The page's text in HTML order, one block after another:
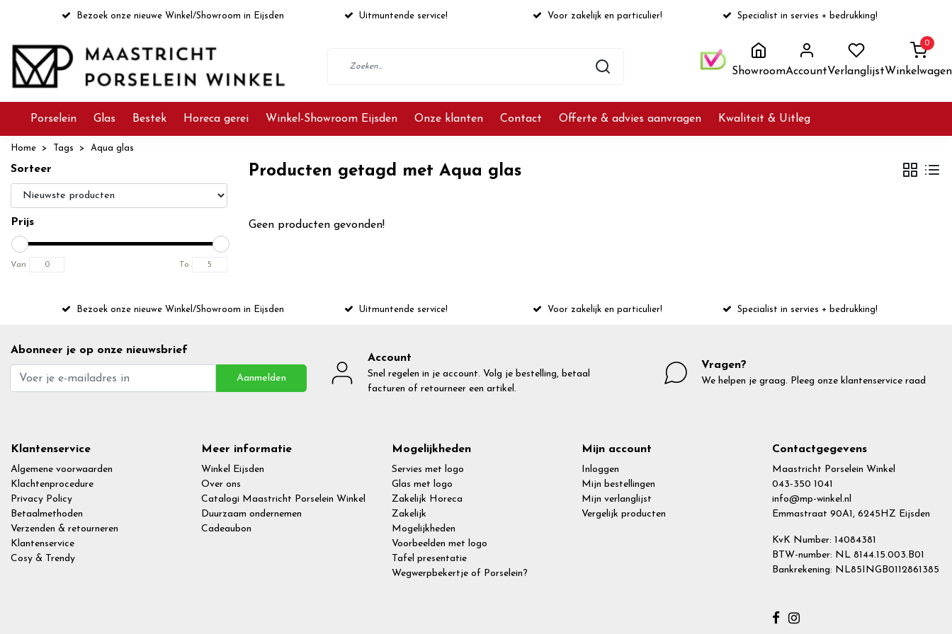
Bezoek onze nieuwe Winkel/Showroom in Eijsden Uitmuntende service! Voor zakelijk en particulier! Specialist in servies + bedrukking!
ShowroomAccountVerlanglijst
0
Winkelwagen
Porselein Glas Bestek Horeca gerei Winkel-Showroom Eijsden Onze klanten Contact Offerte & advies aanvragen Kwaliteit & Uitleg
Home Tags Aqua glas
Sorteer
Prijs
Van To
Producten getagd met Aqua glas
Geen producten gevonden!
Bezoek onze nieuwe Winkel/Showroom in Eijsden Uitmuntende service! Voor zakelijk en particulier! Specialist in servies + bedrukking!
Abonneer je op onze nieuwsbrief
Aanmelden
Account
Snel regelen in je account. Volg je bestelling, betaal
facturen of retourneer een artikel.
Vragen?
We helpen je graag. Pleeg onze klantenservice raad
Klantenservice
Algemene voorwaarden
Klachtenprocedure
Privacy Policy
Betaalmethoden
Verzenden & retourneren
Klantenservice
Cosy & Trendy
Meer informatie
Winkel Eijsden
Over ons
Catalogi Maastricht Porselein Winkel
Duurzaam ondernemen
Cadeaubon
Mogelijkheden
Servies met logo
Glas met logo
Zakelijk Horeca
Zakelijk
Mogelijkheden
Voorbeelden met logo
Tafel presentatie
Wegwerpbekertje of Porselein?
Mijn account
Inloggen
Mijn bestellingen
Mijn verlanglijst
Vergelijk producten
Contactgegevens
Maastricht Porselein Winkel
043-350 1041
info@mp-winkel.nl
Emmastraat 90A1, 6245HZ Eijsden
KvK Number: 14084381
BTW-number: NL 8144.15.003.B01
Bankrekening: NL85INGB0112861385